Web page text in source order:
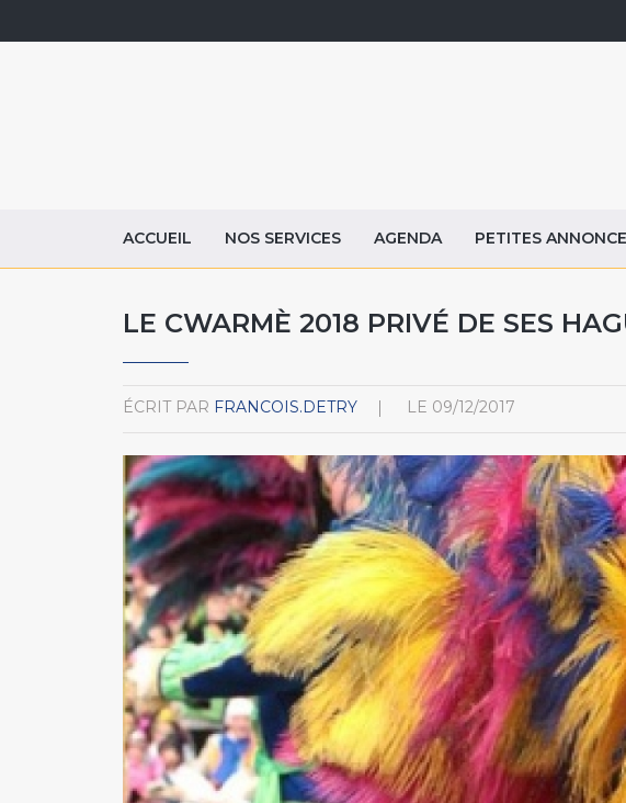
ACCUEIL NOS SERVICES AGENDA PETITES
LE CWARMÈ 2018 PRIVÉ DE SES
ÉCRIT PAR FRANCOIS.DETRY LE 09/12/2017